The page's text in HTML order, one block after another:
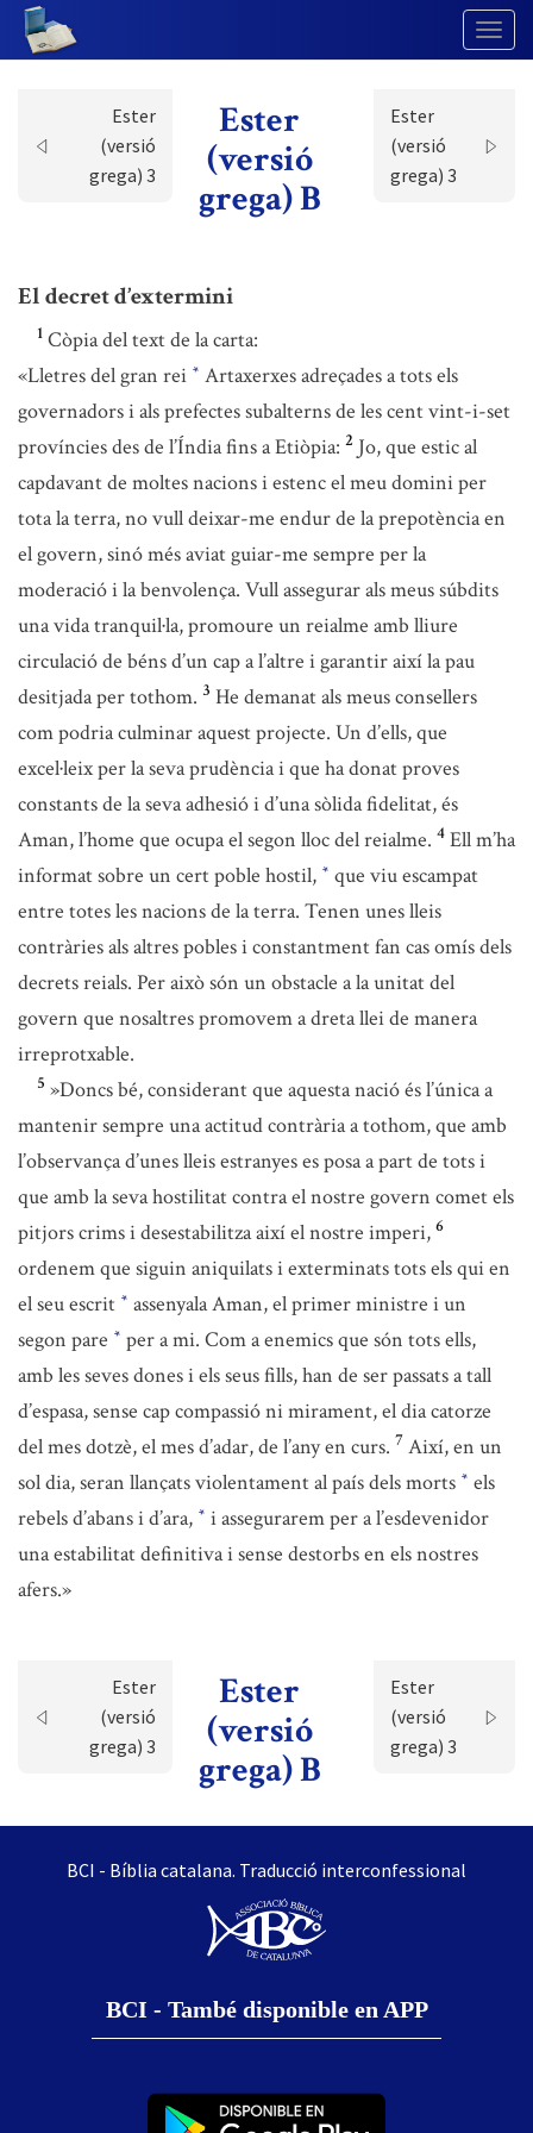
Ester
(versió
grega) 3
Ester
(versió
grega) B
Ester
(versió
grega) 3
El decret d’extermini
1 Còpia del text de la carta:
«Lletres del gran rei * Artaxerxes adreçades a tots els
governadors i als prefectes subalterns de les cent vint-i-set
províncies des de l’Índia fins a Etiòpia: 2 Jo, que estic al
capdavant de moltes nacions i estenc el meu domini per
tota la terra, no vull deixar-me endur de la prepotència en
el govern, sinó més aviat guiar-me sempre per la
moderació i la benvolença. Vull assegurar als meus súbdits
una vida tranquil·la, promoure un reialme amb lliure
circulació de béns d’un cap a l’altre i garantir així la pau
desitjada per tothom. 3 He demanat als meus consellers
com podria culminar aquest projecte. Un d’ells, que
excel·leix per la seva prudència i que ha donat proves
constants de la seva adhesió i d’una sòlida fidelitat, és
Aman, l’home que ocupa el segon lloc del reialme. 4 Ell m’ha
informat sobre un cert poble hostil, * que viu escampat
entre totes les nacions de la terra. Tenen unes lleis
contràries als altres pobles i constantment fan cas omís dels
decrets reials. Per això són un obstacle a la unitat del
govern que nosaltres promovem a dreta llei de manera
irreprotxable.
5 »Doncs bé, considerant que aquesta nació és l’única a
mantenir sempre una actitud contrària a tothom, que amb
l’observança d’unes lleis estranyes es posa a part de tots i
que amb la seva hostilitat contra el nostre govern comet els
pitjors crims i desestabilitza així el nostre imperi, 6
ordenem que siguin aniquilats i exterminats tots els qui en
el seu escrit * assenyala Aman, el primer ministre i un
segon pare * per a mi. Com a enemics que són tots ells,
amb les seves dones i els seus fills, han de ser passats a tall
d’espasa, sense cap compassió ni mirament, el dia catorze
del mes dotzè, el mes d’adar, de l’any en curs. 7 Així, en un
sol dia, seran llançats violentament al país dels morts * els
rebels d’abans i d’ara, * i assegurarem per a l’esdevenidor
una estabilitat definitiva i sense destorbs en els nostres
afers.»
Ester
(versió
grega) 3
Ester
(versió
grega) B
Ester
(versió
grega) 3
BCI - Bíblia catalana. Traducció interconfessional
BCI - També disponible en APP